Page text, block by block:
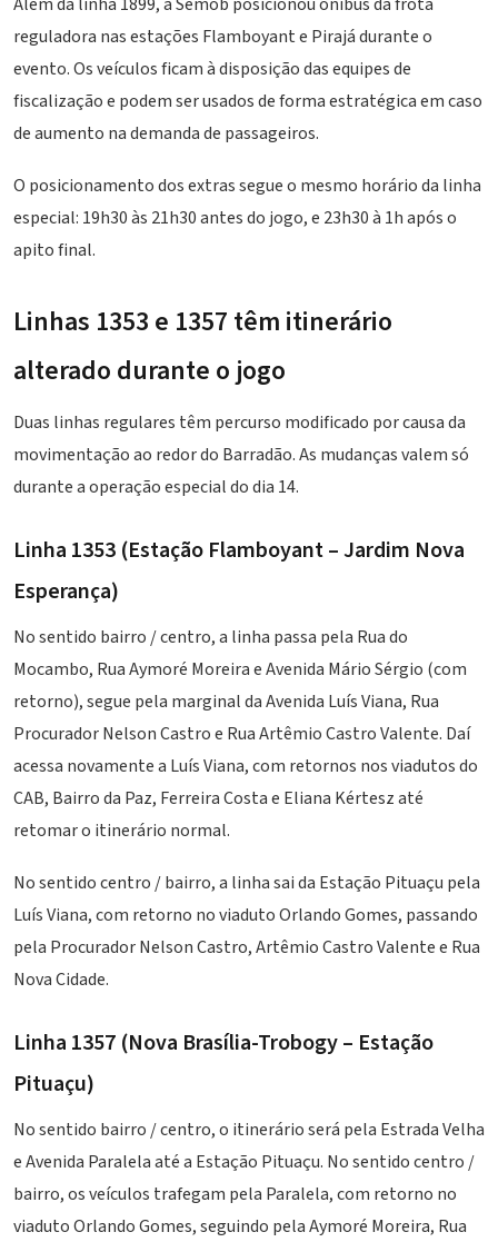
reguladora nas estações Flamboyant e Pirajá durante o
evento. Os veículos ficam à disposição das equipes de
fiscalização e podem ser usados de forma estratégica em caso
de aumento na demanda de passageiros.
O posicionamento dos extras segue o mesmo horário da linha
especial: 19h30 às 21h30 antes do jogo, e 23h30 à 1h após o
apito final.
Linhas 1353 e 1357 têm itinerário
alterado durante o jogo
Duas linhas regulares têm percurso modificado por causa da
movimentação ao redor do Barradão. As mudanças valem só
durante a operação especial do dia 14.
Linha 1353 (Estação Flamboyant – Jardim Nova
Esperança)
No sentido bairro / centro, a linha passa pela Rua do
Mocambo, Rua Aymoré Moreira e Avenida Mário Sérgio (com
retorno), segue pela marginal da Avenida Luís Viana, Rua
Procurador Nelson Castro e Rua Artêmio Castro Valente. Daí
acessa novamente a Luís Viana, com retornos nos viadutos do
CAB, Bairro da Paz, Ferreira Costa e Eliana Kértesz até
retomar o itinerário normal.
No sentido centro / bairro, a linha sai da Estação Pituaçu pela
Luís Viana, com retorno no viaduto Orlando Gomes, passando
pela Procurador Nelson Castro, Artêmio Castro Valente e Rua
Nova Cidade.
Linha 1357 (Nova Brasília-Trobogy – Estação
Pituaçu)
No sentido bairro / centro, o itinerário será pela Estrada Velha
e Avenida Paralela até a Estação Pituaçu. No sentido centro /
bairro, os veículos trafegam pela Paralela, com retorno no
viaduto Orlando Gomes, seguindo pela Aymoré Moreira, Rua